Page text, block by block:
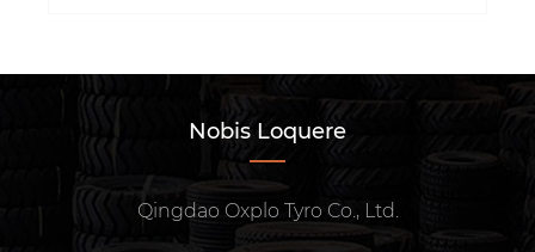
Nobis Loquere
Qingdao Oxplo Tyro Co., Ltd.